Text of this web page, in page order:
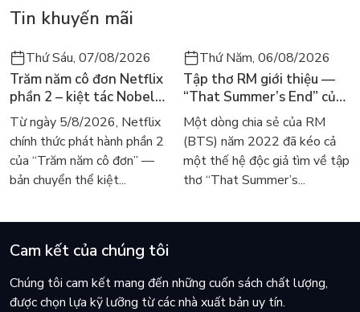
Tin khuyến mãi
Thứ Sáu, 07/08/2026
Trăm năm cô đơn Netflix
phần 2 – kiệt tác Nobel
trở lại màn ảnh, dòng
người tìm đọc lại García
Márquez
Từ ngày 5/8/2026, Netflix
chính thức phát hành phần 2
của “Trăm năm cô đơn” —
bản chuyển thể kiệt...
Thứ Năm, 06/08/2026
Tập thơ RM giới thiệu —
“That Summer’s End” của
Lee Seong-bok ra mắt bản
tiếng Anh sau 4 năm gây
sốt
Một dòng chia sẻ của RM
(BTS) năm 2022 đã kéo cả
một thế hệ độc giả tìm về tập
thơ “That Summer’s...
Cam kết của chúng tôi
Chúng tôi cam kết mang đến những cuốn sách chất lượng,
được chọn lựa kỹ lưỡng từ các nhà xuất bản uy tín.